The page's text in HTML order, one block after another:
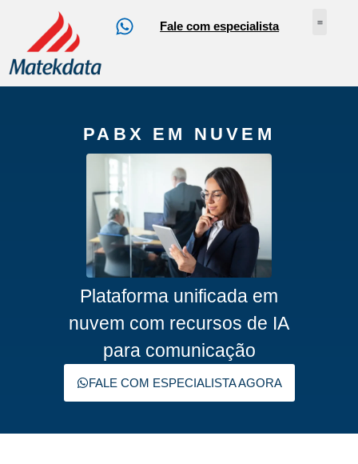
Fale com especialista
PABX EM NUVEM
Plataforma unificada em
nuvem com recursos de IA
para comunicação
FALE COM ESPECIALISTA AGORA